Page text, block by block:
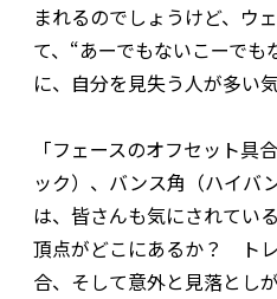
まれるのでしょうけど、ウ
て、“あーでもないこーでも
に、自分を見失う人が多い気
「フェースのオフセット具
ック）、バンス角（ハイバ
は、皆さんも気にされてい
頂点がどこにあるか？ ト
合、そして意外と見落とし